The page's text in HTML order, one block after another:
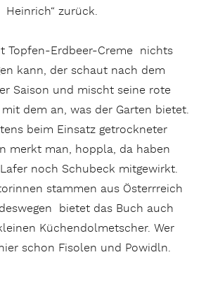
Heinrich“ zurück.
Topfen-Erdbeer-Creme nichts
kann, der schaut nach dem
Saison und mischt seine rote
mit dem an, was der Garten bietet.
beim Einsatz getrockneter
merkt man, hoppla, da haben
noch Schubeck mitgewirkt.
stammen aus Österrreich
bietet das Buch auch
Küchendolmetscher. Wer
schon Fisolen und Powidln.